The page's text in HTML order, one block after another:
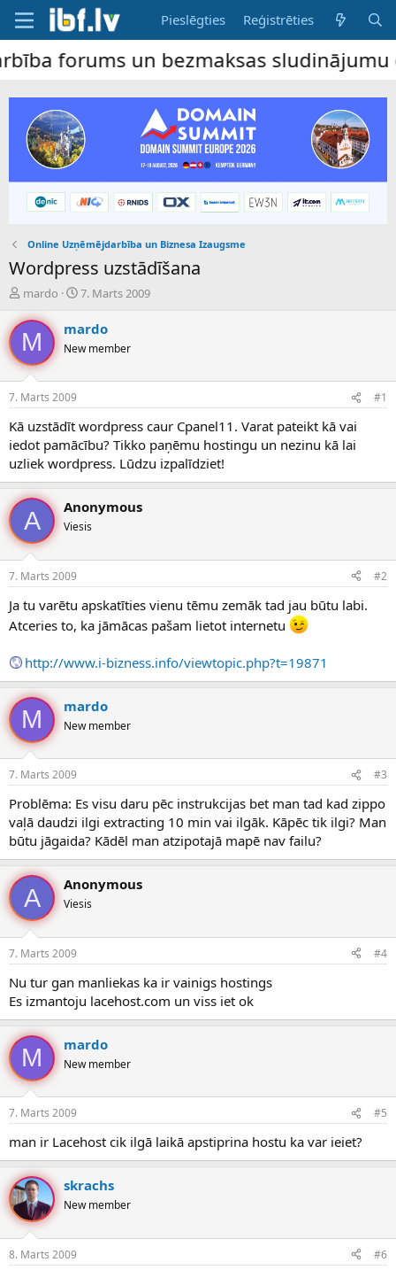
Pieslēgties Reģistrēties
un bezmaksas sludinājumu dēlis
Online Uzņēmējdarbība un Biznesa Izaugsme
Wordpress uzstādīšana
P
v
e
d
i
n
a
u
z
s
ā
c
ē
j
s
mardo
S
k
m
a
u
m
s
7. Marts 2009
M mardo
New member
7. Marts 2009 #1
Kā uzstādīt wordpress caur Cpanel11. Varat pateikt kā vai
iedot pamācību? Tikko paņēmu hostingu un nezinu kā lai
uzliek wordpress. Lūdzu izpalīdziet!
A Anonymous
Viesis
7. Marts 2009 #2
Ja tu varētu apskatīties vienu tēmu zemāk tad jau būtu labi.
Atceries to, ka jāmācas pašam lietot internetu
http://www.i-bizness.info/viewtopic.php?t=19871
M mardo
New member
7. Marts 2009 #3
Problēma: Es visu daru pēc instrukcijas bet man tad kad zippo
vaļā daudzi ilgi extracting 10 min vai ilgāk. Kāpēc tik ilgi? Man
būtu jāgaida? Kādēl man atzipotajā mapē nav failu?
A Anonymous
Viesis
7. Marts 2009 #4
Nu tur gan manliekas ka ir vainigs hostings
Es izmantoju lacehost.com un viss iet ok
M mardo
New member
7. Marts 2009 #5
man ir Lacehost cik ilgā laikā apstiprina hostu ka var ieiet?
skrachs
New member
8. Marts 2009 #6